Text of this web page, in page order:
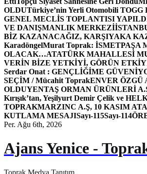
OLDUTürkiye’nin Yerli Otomobili TOGG
GENEL MECLİS TOPLANTISI
VE DANIŞMANLIK MERKEZİ
BİZ KAZANACAĞIZ, KARŞIYAKA
KaradöngelMurat Toprak:
OLACAK…ATATÜRK MAHALLESİ
VERİN BİZE YETKİYİ, GÖRÜN
Serdar Onat : GENÇLİĞİME
SEÇİM / Mücahit ToprakENVER
OLDUYENTAŞ ORMAN ÜRÜNLERİ
Kırışık’tan, Yeşilyurt Demir Çelik ve
TOPRAKMARZINC A.Ş, 10 KASIM
KUTLAMA MESAJISayı-115Sayı-114
Per. Ağu 6th, 2026
Ajans Yenice -
Toprak Medya Tanıtım